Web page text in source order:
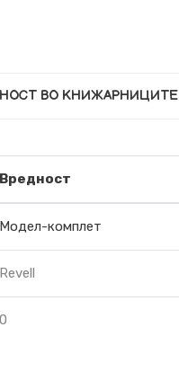
ВО КНИЖАРНИЦИТЕ
Вредност
Модел-комплет
Revell
0